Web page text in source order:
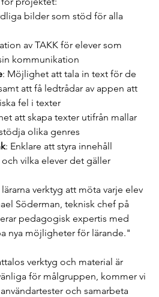
bilder som stöd för alla
av TAKK för elever som
kommunikation
: Möjlighet att tala in text för de
att få ledtrådar av appen att
fel i texter
att skapa texter utifrån mallar
olika genres
: Enklare att styra innehåll
vilka elever det gäller
verktyg att möta varje elev
Söderman, teknisk chef på
pedagogisk expertis med
nya möjligheter för lärande."
verktyg och material är
för målgruppen, kommer vi
och samarbeta